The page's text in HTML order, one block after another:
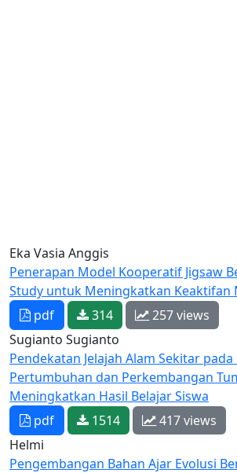
Eka Vasia Anggis
Penerapan Model Kooperatif Jigsaw
Study untuk Meningkatkan Keaktifan
pdf
314
257 views
Sugianto Sugianto
Pendekatan Jelajah Alam Sekitar pada
Pertumbuhan dan Perkembangan
Meningkatkan Hasil Belajar Siswa
pdf
1514
417 views
Helmi
Pengembangan Bahan Ajar Evolusi